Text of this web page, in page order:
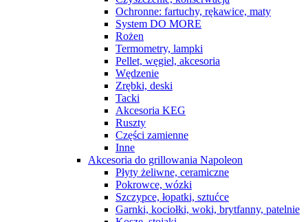
Ochronne: fartuchy, rękawice, maty
System DO MORE
Rożen
Termometry, lampki
Pellet, węgiel, akcesoria
Wędzenie
Zrębki, deski
Tacki
Akcesoria KEG
Ruszty
Części zamienne
Inne
Akcesoria do grillowania Napoleon
Płyty żeliwne, ceramiczne
Pokrowce, wózki
Szczypce, łopatki, sztućce
Garnki, kociołki, woki, brytfanny, patelnie